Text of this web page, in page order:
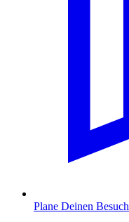
Plane Deinen Besuch